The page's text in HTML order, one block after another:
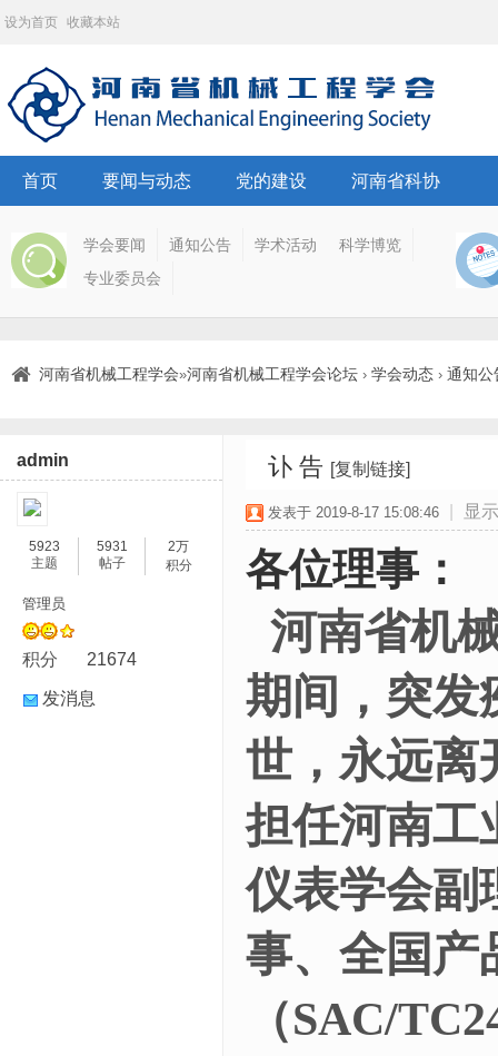
设为首页 收藏本站
首页 要闻与动态 党的建设 河南省科协
学会要闻 通知公告 学术活动
科学博览
专业委员会
河南省机械工程学会»河南省机械工程学会论坛 › 学会动态 › 通知公
admin
5923
主题
5931
帖子
2万
积分
管理员
积分 21674
发消息
讣 告 [复制链接]
发表于 2019-8-17 15:08:46 显
各位理事：
河南省机
期间，突发
世，永远离
担任河南工
仪表学会副
事、 全国产
（SAC/